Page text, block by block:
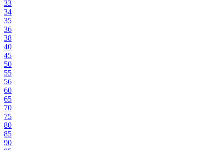
33
34
35
36
38
40
45
50
55
56
60
65
70
75
80
85
90